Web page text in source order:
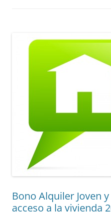
Bono Alquiler Joven
acceso a la vivienda